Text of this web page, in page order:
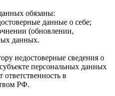
обязаны:
данные о себе;
(обновлении,
данных.
недостоверные сведения о
персональных данных
ответственность в
РФ.